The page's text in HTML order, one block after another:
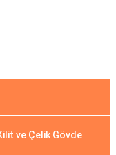
ve Çelik Gövde